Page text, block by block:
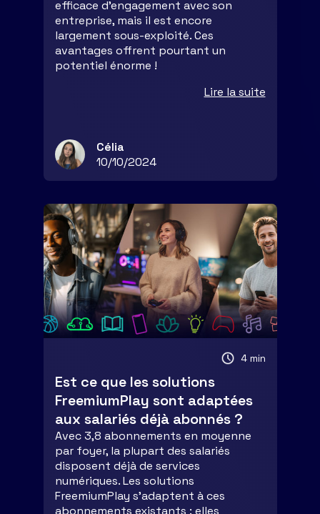
efficace d’engagement avec son
entreprise, mais il est encore
largement sous-exploité. Ces
avantages offrent pourtant un
potentiel énorme !
Lire la suite
Célia
10/10/2024
4 min
Est ce que les solutions
FreemiumPlay sont adaptées
aux salariés déjà abonnés ?
Avec 3,8 abonnements en moyenne
par foyer, la plupart des salariés
disposent déjà de services
numériques. Les solutions
FreemiumPlay s’adaptent à ces
abonnements existants : elles